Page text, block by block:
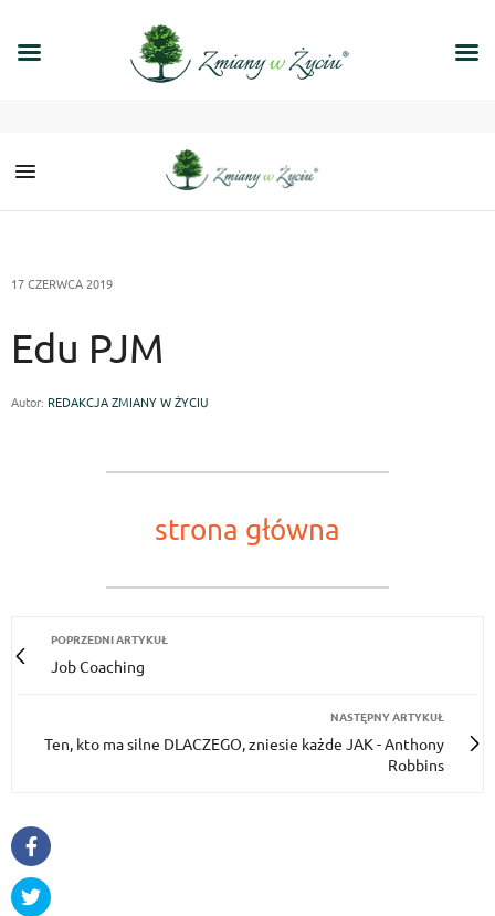
17 CZERWCA 2019
Edu PJM
Autor: REDAKCJA ZMIANY W ŻYCIU
strona główna
POPRZEDNI ARTYKUŁ
Job Coaching
NASTĘPNY ARTYKUŁ
Ten, kto ma silne DLACZEGO, zniesie każde JAK - Anthony
Robbins